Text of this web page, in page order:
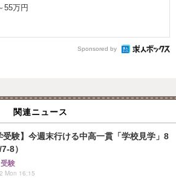
55万円
Sponsored by
関連ニュース
受験】今週末行ける中高一貫「学校見学」8
8）
験
Mon 16:15